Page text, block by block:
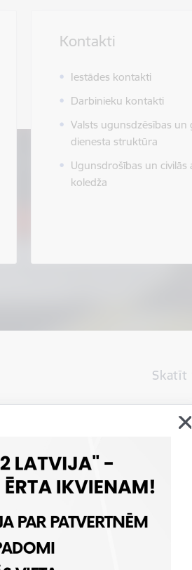
Kontakti
Iestādes kontakti
Darbinieku kontakti
Valsts ugunsdzēsības un
dienesta struktūra
Ugunsdrošības un civilās
koledža
Skatīt
Preses relīzes
ūdenstilpes izcelts bojā gājis
Preses relīzes
ūdenstilpes izcelts bojā gājis